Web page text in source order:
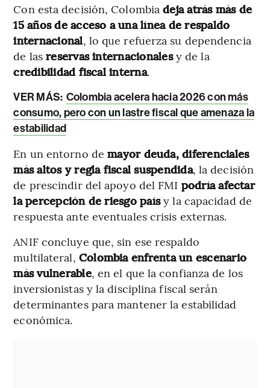
Con esta decisión, Colombiadeja atrás más de
15 años de acceso a una línea de respaldo
internacional, lo que refuerza su dependencia
de lasreservas internacionalesy de la
credibilidad fiscal interna.
VER MÁS: Colombia acelera hacia 2026 con más
consumo, pero con un lastre fiscal que amenaza la
estabilidad
En un entorno demayor deuda, diferenciales
más altos y regla fiscal suspendida, la decisión
de prescindir del apoyo del FMI podría afectar
la percepción de riesgo paísy la capacidad de
respuesta ante eventuales crisis externas.
ANIF concluye que, sin ese respaldo
multilateral, Colombia enfrenta un escenario
más vulnerable, en el que la confianza de los
inversionistas y la disciplina fiscal serán
determinantes para mantener la estabilidad
económica.